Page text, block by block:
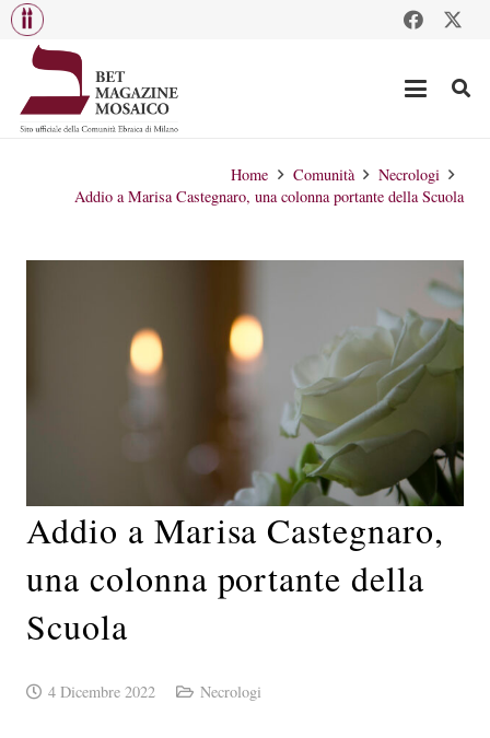
Home Comunità
Necrologi
Addio a Marisa Castegnaro, una colonna portante della Scuola
Addio a Marisa Castegnaro,
una colonna portante della
Scuola
4 Dicembre 2022 Necrologi